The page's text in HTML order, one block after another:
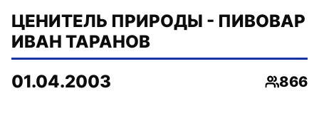
ЦЕНИТЕЛЬ ПРИРОДЫ - ПИВОВАР
ИВАН ТАРАНОВ
01.04.2003
866